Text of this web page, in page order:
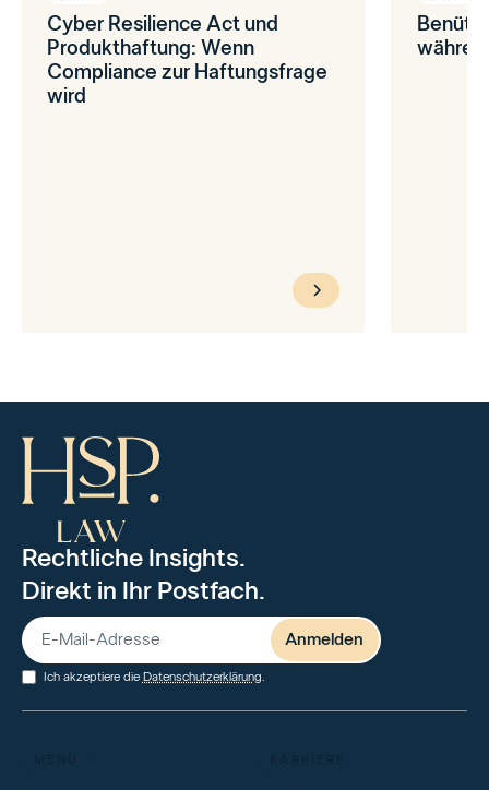
Cyber Resilience Act und
Produkthaftung: Wenn
Compliance zur Haftungsfrage
wird
Rechtliche Insights.
Direkt in Ihr Postfach.
Ich akzeptiere die Datenschutzerklärung